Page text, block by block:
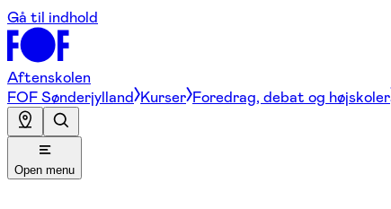
Gå til indhold
Aftenskolen
FOF Sønderjylland Kurser Foredrag, debat og højskoler
Open menu